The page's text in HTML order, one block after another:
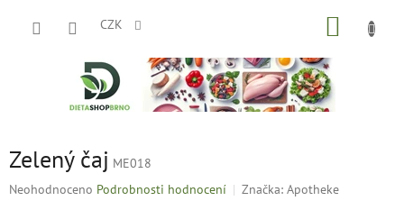
CZK
Zelený čaj ME018
Průměrné
Neohodnoceno Podrobnosti hodnocení Značka: Apotheke